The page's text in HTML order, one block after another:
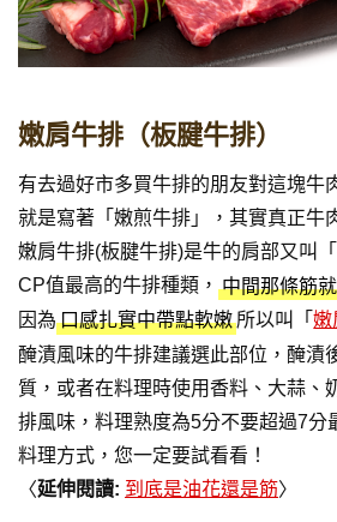
嫩肩牛排（板腱牛排）
有去過好市多買牛排的朋友對這塊牛
就是寫著「嫩煎牛排」，其實真正牛
嫩肩牛排(板腱牛排)是牛的肩部又叫
CP值最高的牛排種類， 中間那條筋
因為 口感扎實中帶點軟嫩 所以叫「嫩
醃漬風味的牛排建議選此部位，醃漬
質，或者在料理時使用香料、大蒜、
排風味，料理熟度為5分不要超過7分
料理方式，您一定要試看看！​
〈延伸閱讀: 到底是油花還是筋〉